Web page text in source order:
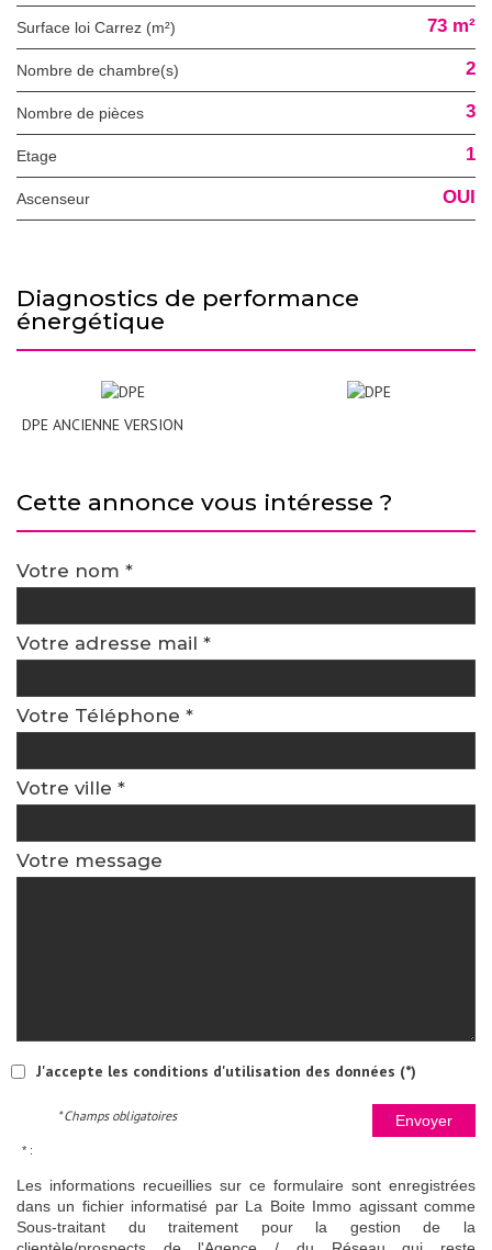
Surface loi Carrez (m²) 73 m²
Nombre de chambre(s) 2
Nombre de pièces 3
Etage 1
Ascenseur OUI
diagnostics de performance
énergétique
DPE ANCIENNE VERSION
cette annonce vous intéresse ?
Votre nom *
Votre adresse mail *
Votre Téléphone *
Votre ville *
Votre message
J'accepte les conditions d'utilisation des données (*)
Envoyer
* Champs obligatoires
* :
Les informations recueillies sur ce formulaire sont enregistrées
dans un fichier informatisé par La Boite Immo agissant comme
Sous-traitant du traitement pour la gestion de la